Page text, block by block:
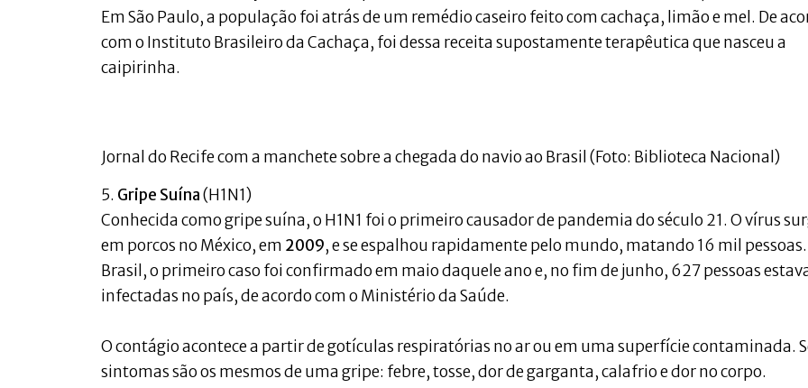
Em São Paulo, a população foi atrás de um remédio caseiro feito com cachaça, limão e mel. De
com o Instituto Brasileiro da Cachaça, foi dessa receita supostamente terapêutica que nasceu a
caipirinha.
Jornal do Recife com a manchete sobre a chegada do navio ao Brasil (Foto: Biblioteca Nacional)
5. Gripe Suína(H1N1)
Conhecida como gripe suína, o H1N1 foi o primeiro causador de pandemia do século 21. O vírus
em porcos no México, em 2009, e se espalhou rapidamente pelo mundo, matando 16 mil
Brasil, o primeiro caso foi confirmado em maio daquele ano e, no fim de junho, 627 pessoas
infectadas no país, de acordo com o Ministério da Saúde.
O contágio acontece a partir de gotículas respiratórias no ar ou em uma superfície contaminada.
sintomas são os mesmos de uma gripe: febre, tosse, dor de garganta, calafrio e dor no corpo.